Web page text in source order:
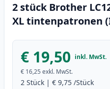
2 stück Brother
XL tintenpatronen
€ 19,50 inkl. MwSt.
€ 16,25 exkl. MwSt.
2 Stück | € 9,75 /Stück